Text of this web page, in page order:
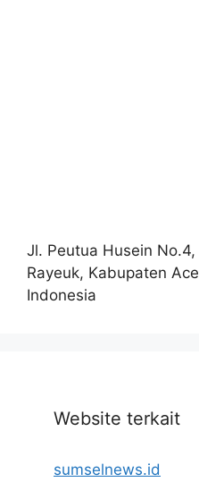
Jl. Peutua Husein
Rayeuk, Kabupaten
Indonesia
Website terkait
sumselnews.id